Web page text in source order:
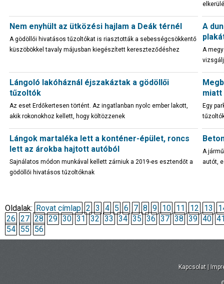
Nem enyhült az ütközési hajlam a Deák térnél
A gödöllői hivatásos tűzoltókat is riasztották a sebességcsökkentő
küszöbökkel tavaly májusban kiegészített kereszteződéshez
A
A
Lángoló lakóháznál éjszakáztak a gödöllői
tűzoltók
Az eset Erdőkertesen történt. Az ingatlanban nyolc ember lakott,
akik rokonokhoz kellett, hogy költözzenek
miatt
Egy
Lángok martaléka lett a konténer-épület, roncs
lett az árokba hajtott autóból
Sajnálatos módon munkával kellett zárniuk a 2019-es esztendőt a
gödöllői hivatásos tűzoltóknak
A
autót,
Oldalak: Rovat címlap 2 3 4 5 6 7 8 9 10 11 12 13
26 27 28 29 30 31 32 33 34 35 36 37 38 39 40
54 55 56
Kapcsolat |